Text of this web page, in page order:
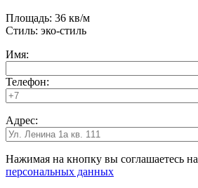
Площадь: 36 кв/м
Стиль: эко-стиль
Имя:
Телефон:
Адрес:
Нажимая на кнопку вы соглашаетесь на
персональных данных